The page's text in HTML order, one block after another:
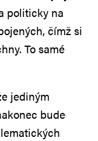
politicky na
čímž si
To samé
jediným
bude